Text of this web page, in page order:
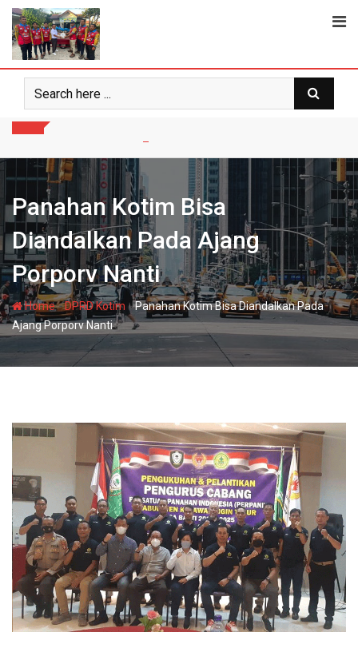
Skip
content
Panahan Kotim Bisa
Diandalkan Pada Ajang
Porporv Nanti
Home-DPRD Kotim -Panahan Kotim Bisa Diandalkan Pada
Ajang Porporv Nanti